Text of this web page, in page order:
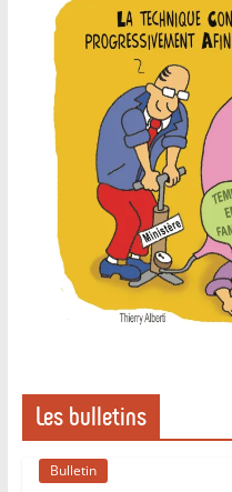
Les bulletins
Bulletin